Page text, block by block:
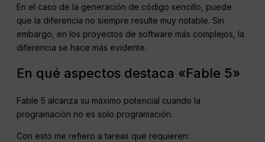
En el caso de la generación de código sencillo, puede
que la diferencia no siempre resulte muy notable. Sin
embargo, en los proyectos de software más complejos, la
diferencia se hace más evidente.
En qué aspectos destaca «Fable 5»
Fable 5 alcanza su máximo potencial cuando la
programación no es solo programación.
Con esto me refiero a tareas que requieren: